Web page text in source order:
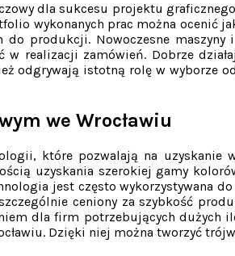
dla sukcesu projektu
wykonanych prac można ocenić
produkcji. Nowoczesne
realizacji zamówień. Dobrze
odgrywają istotną rolę w
we Wrocławiu
które pozwalają na
uzyskania szerokiej gamy
jest często wykorzystywana
ceniony za szybkość
dla firm potrzebujących dużych
Dzięki niej można tworzyć